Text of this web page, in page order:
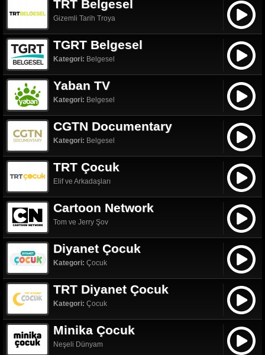
TRT Belgesel
Gizemli Tarih Troya
TGRT Belgesel
Kategori: Belgesel
Yaban TV
Kategori: Belgesel
CGTN Documentary
Kategori: Belgesel
TRT Çocuk
Elif ve Arkadaşları
Cartoon Network
Tom ve Jerry Şov
Diyanet Çocuk
Kategori: Çocuk
TRT Diyanet Çocuk
Kategori: Çocuk
Minika Çocuk
Neşeli Dünyam